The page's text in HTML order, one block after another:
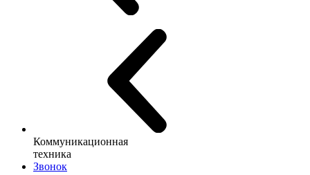
Коммуникационная
техника
Звонок